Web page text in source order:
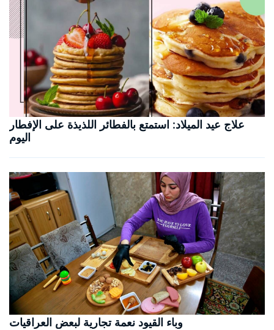
علاج عيد الميلاد: استمتع بالفطائر اللذيذة على الإفطار
اليوم
وباء القيود نعمة تجارية لبعض العراقيات